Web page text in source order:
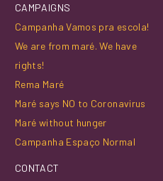
CAMPAIGNS
Campanha Vamos pra escola!
We are from maré. We have
rights!
Rema Maré
Maré says NO to Coronavirus
Maré without hunger
Campanha Espaço Normal
CONTACT